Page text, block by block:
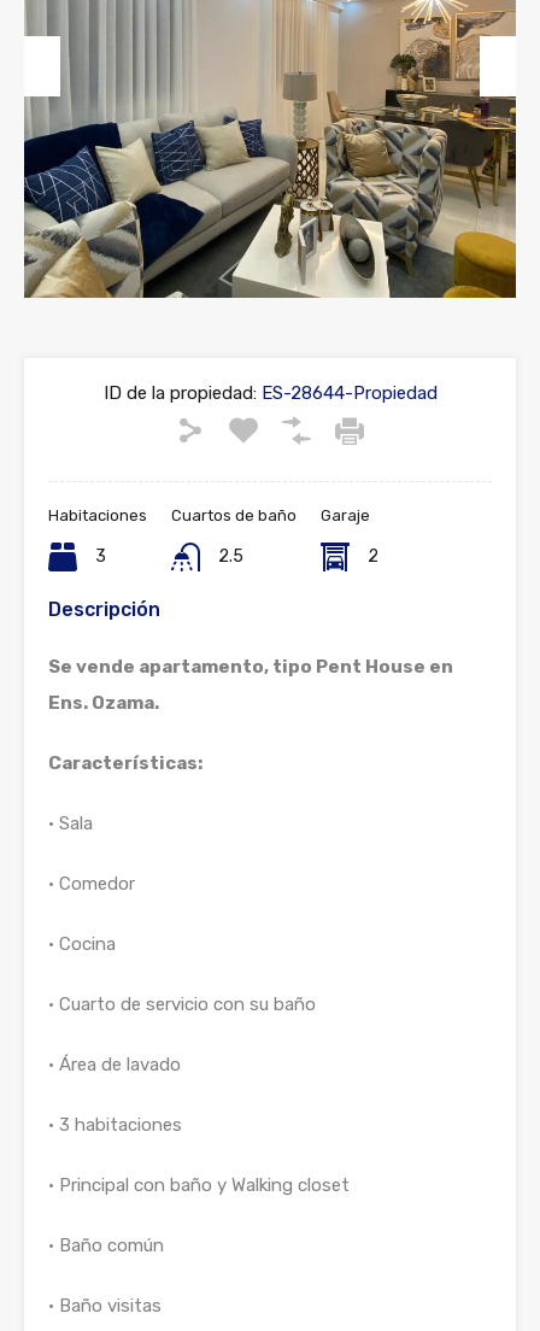
Previous Next
ID de la propiedad:ES-28644-Propiedad
Habitaciones
3
Cuartos de baño
2.5
Garaje
2
Descripción
Se vende apartamento, tipo Pent House en
Ens. Ozama.
Características:
• Sala
• Comedor
• Cocina
• Cuarto de servicio con su baño
• Área de lavado
• 3 habitaciones
• Principal con baño y Walking closet
• Baño común
• Baño visitas